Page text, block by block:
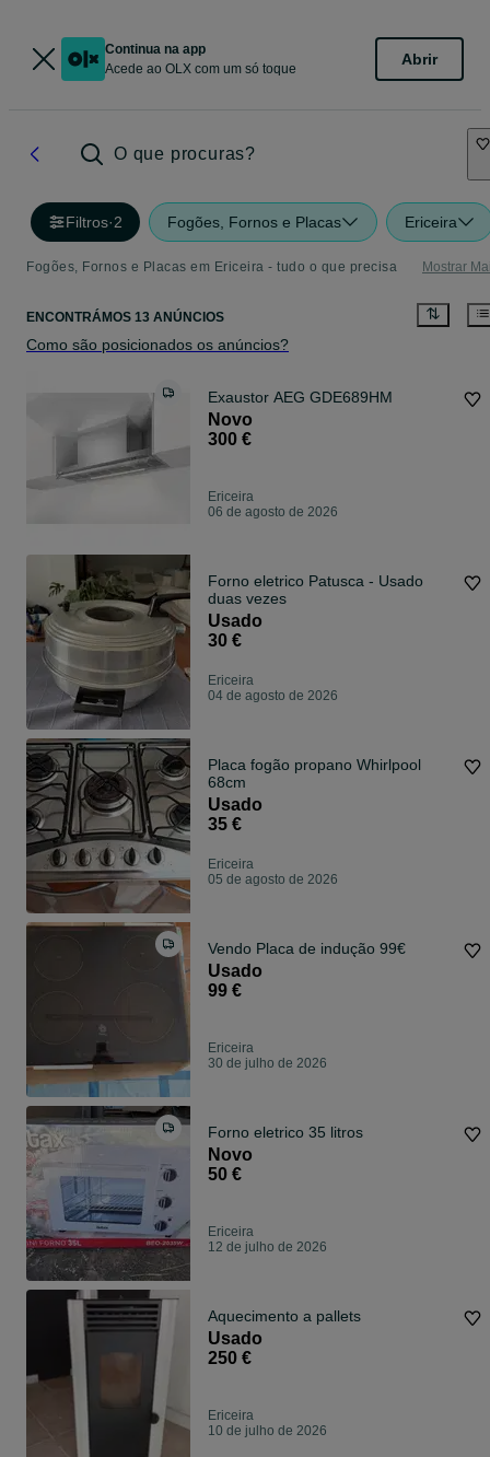
Continua na app
Acede ao OLX com um só toque
Abrir
O que procuras?
Filtros·2 Fogões, Fornos e Placas Ericeira
Fogões, Fornos e Placas em Ericeira - tudo o que precisa Mostrar
ENCONTRÁMOS 13 ANÚNCIOS
Como são posicionados os anúncios?
Exaustor AEG GDE689HM
Novo
300 €
Ericeira
06 de agosto de 2026
Forno eletrico Patusca - Usado
duas vezes
Usado
30 €
Ericeira
04 de agosto de 2026
Placa fogão propano Whirlpool
68cm
Usado
35 €
Ericeira
05 de agosto de 2026
Vendo Placa de indução 99€
Usado
99 €
Ericeira
30 de julho de 2026
Forno eletrico 35 litros
Novo
50 €
Ericeira
12 de julho de 2026
Aquecimento a pallets
Usado
250 €
Ericeira
10 de julho de 2026